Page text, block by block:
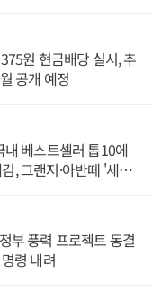
원 현금배당 실시, 추
공개 예정
베스트셀러 톱10에
, 그랜저·아반떼 '세단
부 풍력 프로젝트 동결
령 내려